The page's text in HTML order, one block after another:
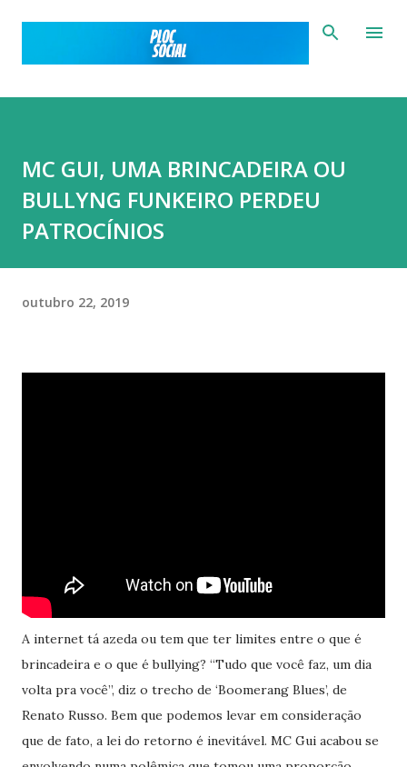
Pular para o conteúdo principal
MC GUI, UMA BRINCADEIRA OU
BULLYNG FUNKEIRO PERDEU
PATROCÍNIOS
outubro 22, 2019
A internet tá azeda ou tem que ter limites entre o que é
brincadeira e o que é bullying? “Tudo que você faz, um dia
volta pra você”, diz o trecho de ‘Boomerang Blues’, de
Renato Russo. Bem que podemos levar em consideração
que de fato, a lei do retorno é inevitável. MC Gui acabou se